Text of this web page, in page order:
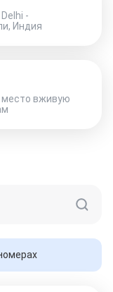
-
Индия
место вживую